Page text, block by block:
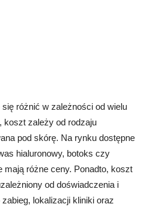
różnić w zależności od wielu
zależy od rodzaju
pod skórę. Na rynku dostępne
hialuronowy, botoks czy
mają różne ceny. Ponadto, koszt
od doświadczenia i
lokalizacji kliniki oraz